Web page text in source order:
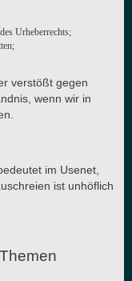
Urheberrechts;
verstößt gegen
wenn wir in
im Usenet,
ist unhöflich